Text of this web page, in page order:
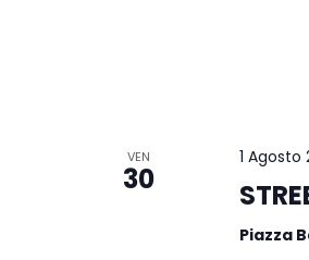
VEN
30
1 Agosto
Piazza